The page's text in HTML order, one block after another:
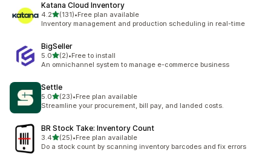
Katana Cloud Inventory
4.2滿分 5 顆星
(131)
共有 131 則評價
•Free plan available
Inventory management and production scheduling in real-time
BigSeller
5.0滿分 5 顆星
(2)
共有 2 則評價
•Free to install
An omnichannel system to manage e-commerce business
Settle
5.0滿分 5 顆星
(23)
共有 23 則評價
•Free plan available
Streamline your procurement, bill pay, and landed costs.
BR Stock Take: Inventory Count
3.4滿分 5 顆星
(25)
共有 25 則評價
•Free plan available
Do a stock count by scanning inventory barcodes and fix errors